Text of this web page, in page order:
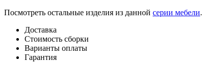
Посмотреть остальные изделия из данной серии мебели.
Доставка
Стоимость сборки
Варианты оплаты
Гарантия